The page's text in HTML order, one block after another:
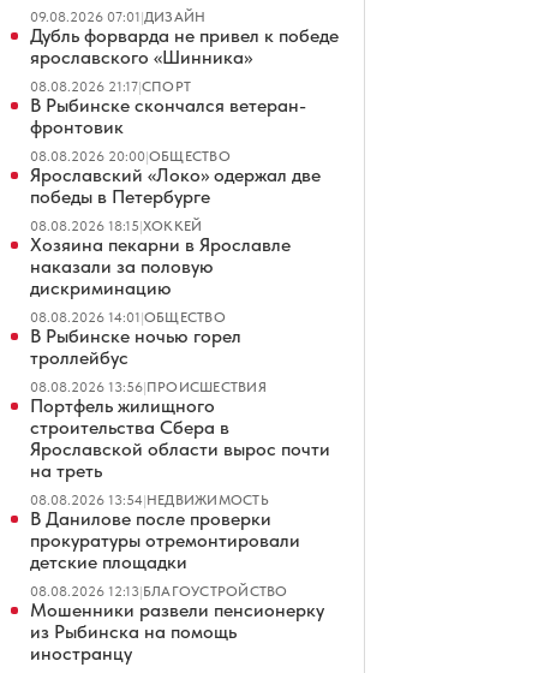
09.08.2026 07:01|ДИЗАЙН
Дубль форварда не привел к победе
ярославского «Шинника»
08.08.2026 21:17|СПОРТ
В Рыбинске скончался ветеран-
фронтовик
08.08.2026 20:00|ОБЩЕСТВО
Ярославский «Локо» одержал две
победы в Петербурге
08.08.2026 18:15|ХОККЕЙ
Хозяина пекарни в Ярославле
наказали за половую
дискриминацию
08.08.2026 14:01|ОБЩЕСТВО
В Рыбинске ночью горел
троллейбус
08.08.2026 13:56|ПРОИСШЕСТВИЯ
Портфель жилищного
строительства Сбера в
Ярославской области вырос почти
на треть
08.08.2026 13:54|НЕДВИЖИМОСТЬ
В Данилове после проверки
прокуратуры отремонтировали
детские площадки
08.08.2026 12:13|БЛАГОУСТРОЙСТВО
Мошенники развели пенсионерку
из Рыбинска на помощь
иностранцу